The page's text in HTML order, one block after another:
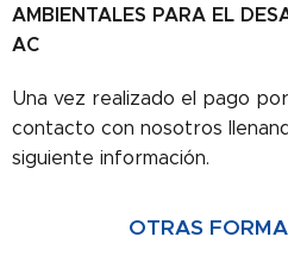
AMBIENTALES PARA EL
AC
Una vez realizado el pago
contacto con nosotros
siguiente información.
OTRAS